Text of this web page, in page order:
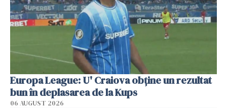
Europa League: U' Craiova obține un rezultat
bun în deplasarea de la Kups
06 AUGUST 2026